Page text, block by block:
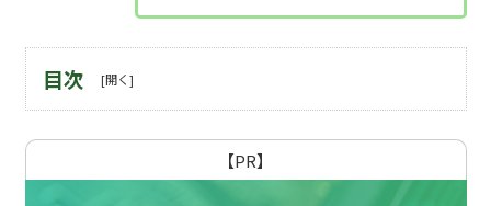
目次
【PR】